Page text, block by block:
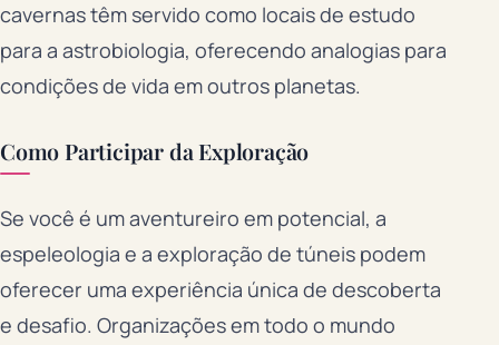
cavernas têm servido como locais de estudo
para a astrobiologia, oferecendo analogias para
condições de vida em outros planetas.
Como Participar da Exploração
Se você é um aventureiro em potencial, a
espeleologia e a exploração de túneis podem
oferecer uma experiência única de descoberta
e desafio. Organizações em todo o mundo